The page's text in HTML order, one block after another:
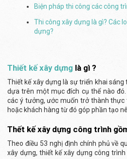
Biện pháp thi công các công
Thi công xây dựng là gì? Các
dựng?
Thiết kế xây dựng là gì ?
Thiết kế xây dựng là sự triển khai
dựa trên một mục đích cụ thể nào
các ý tưởng, ước muốn trở thành thực
hoặc khách hàng từ đó góp phần tạo
Thết kế xây dựng công trình
Theo điều 53 nghị định chính phủ về
xây dựng, thiết kế xây dựng công